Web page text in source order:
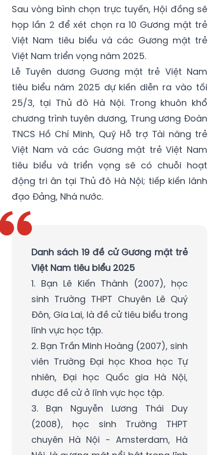
Sau vòng bình chọn trực tuyến, Hội đồng sẽ
họp lần 2 để xét chọn ra 10 Gương mặt trẻ
Việt Nam tiêu biểu và các Gương mặt trẻ
Việt Nam triển vọng năm 2025.
Lễ Tuyên dương Gương mặt trẻ Việt Nam
tiêu biểu năm 2025 dự kiến diễn ra vào tối
25/3, tại Thủ đô Hà Nội. Trong khuôn khổ
chương trình tuyên dương, Trung ương Đoàn
TNCS Hồ Chí Minh, Quỹ Hỗ trợ Tài năng trẻ
Việt Nam và các Gương mặt trẻ Việt Nam
tiêu biểu và triển vọng sẽ có chuỗi hoạt
động tri ân tại Thủ đô Hà Nội; tiếp kiến lãnh
đạo Đảng, Nhà nước.
Danh sách 19 đề cử Gương mặt trẻ
Việt Nam tiêu biểu 2025
1. Bạn Lê Kiến Thành (2007), học
sinh Trường THPT Chuyên Lê Quý
Đôn, Gia Lai, là đề cử tiêu biểu trong
lĩnh vực học tập.
2. Bạn Trần Minh Hoàng (2007), sinh
viên Trường Đại học Khoa học Tự
nhiên, Đại học Quốc gia Hà Nội,
được đề cử ở lĩnh vực học tập.
3. Bạn Nguyễn Lương Thái Duy
(2008), học sinh Trường THPT
chuyên Hà Nội - Amsterdam, Hà